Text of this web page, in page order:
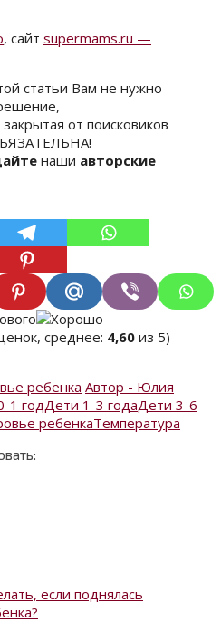
, сайт supermams.ru —
статьи Вам не нужно
закрытая от поисковиков
наши авторские
среднее: 4,60 из 5)
ребенка Автор - Юлия
1 годДети 1-3 годаДети 3-6
ребенкаТемпература
если поднялась